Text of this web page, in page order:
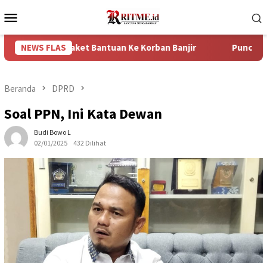
ke
Mobile
NEWS FLAS
Paket Bantuan Ke Korban Banjir Puncak Arus Balik
Beranda DPRD
Soal PPN, Ini Kata Dewan
Budi Bowo L
02/01/2025
432 Dilihat